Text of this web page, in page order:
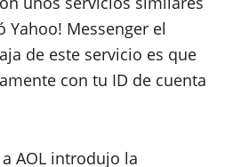
Yahoo! Messenger el
de este servicio es que
con tu ID de cuenta
AOL introdujo la